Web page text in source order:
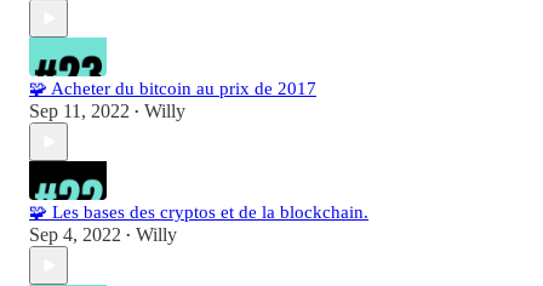
🧩 Acheter du bitcoin au prix de 2017
Sep 11, 2022 • Willy
🧩 Les bases des cryptos et de la blockchain.
Sep 4, 2022 • Willy